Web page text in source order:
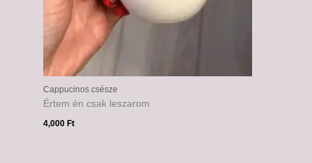
Cappucinos csésze
Értem én csak leszarom
4,000 Ft